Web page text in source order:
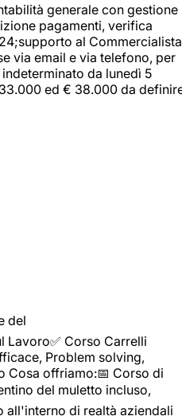
generale con gestione
pagamenti, verifica
al Commercialista
via email e via telefono, per
da lunedì 5
ed € 38.000 da
del
Lavoro✅ Corso Carrelli
Problem solving,
Cosa offriamo:📅 Corso di
del muletto incluso,
all'interno di realtà aziendali